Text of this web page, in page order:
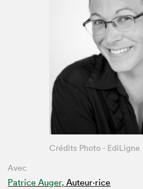
Avec
Patrice Auger, Auteur·rice
Crédits Photo - EdiLigne